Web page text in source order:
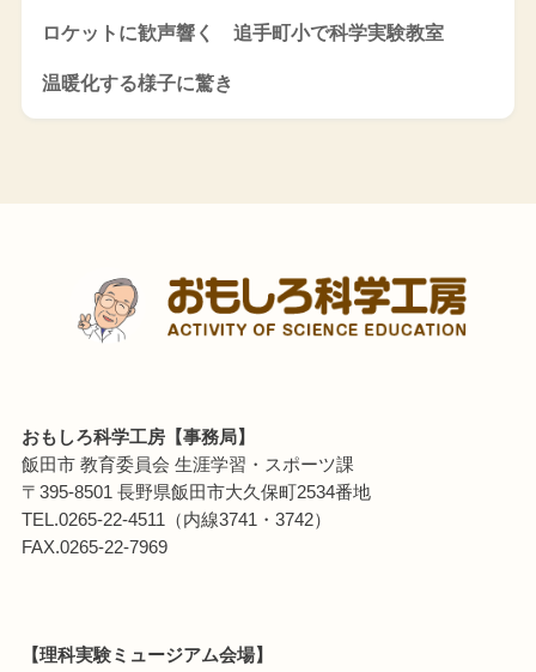
ロケットに歓声響く 追手町小で科学実験教室
温暖化する様子に驚き
おもしろ科学工房【事務局】
飯田市 教育委員会 生涯学習・スポーツ課
〒395-8501 長野県飯田市大久保町2534番地
TEL.0265-22-4511（内線3741・3742）
FAX.0265-22-7969
【理科実験ミュージアム会場】